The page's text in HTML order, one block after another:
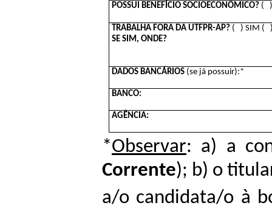
POSSUI BENEFÍCIO SOCIOECONÔMICO?( )
TRABALHA FORA DA UTFPR-AP? ( ) SIM (
SE SIM, ONDE?
DADOS BANCÁRIOS (se já possuir):*
BANCO:
AGÊNCIA:
*Observar: a) a
Corrente); b) o
a/o candidata/o à